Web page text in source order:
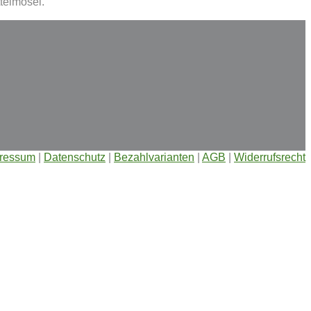
Datenschutz Bezahlvarianten AGB Widerrufsrecht